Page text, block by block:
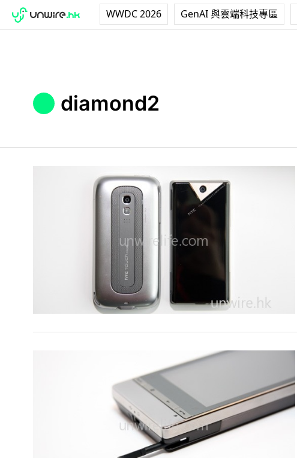
WWDC 2026 GenAI 與雲端科技專區
diamond2